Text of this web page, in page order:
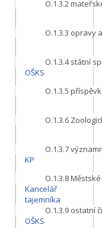
O.1.3.2
O.1.3.3 opravy
O.1.3.4státní
OŠKS
O.1.3.5
O.1.3.6
O.1.3.7
KP
O.1.3.8
Kancelář
tajemníka
O.1.3.9 ostatní
OŠKS